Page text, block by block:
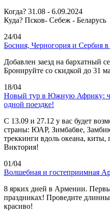
Когда? 31.08 - 6.09.2024
Куда? Псков- Себеж - Беларусь
24/04
Босния, Черногория и Сербия в
Добавлен заезд на бархатный
Бронируйте со скидкой до 31
18/04
Новый тур в Южную Африку:
одной поездке!
C 13.09 и 27.12 у вас будет
страны: ЮАР, Зимбабве,
треккинги вдоль океана,
Виктория!
01/04
Волшебная и гостеприимная
8 ярких дней в Армении.
праздниках! Проведите
красиво!